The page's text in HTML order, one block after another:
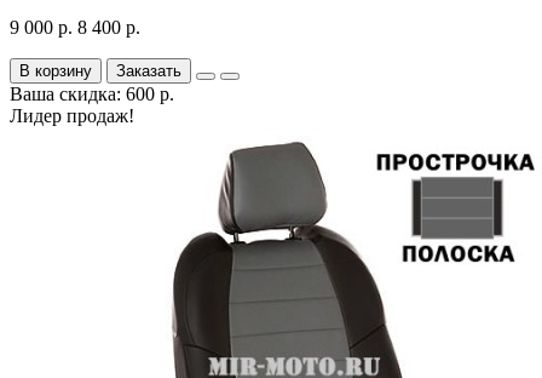
9 000 р. 8 400 р.
В корзину Заказать
Ваша скидка: 600 р.
Лидер продаж!